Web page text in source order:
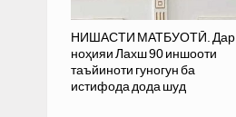
НИШАСТИ МАТБУОТӢ. Дар
ноҳияи Лахш 90 иншооти
таъйиноти гуногун ба
истифода дода шуд